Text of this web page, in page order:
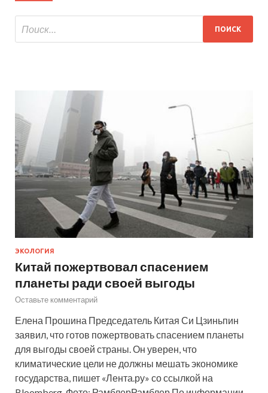
ЭКОЛОГИЯ
Китай пожертвовал спасением
планеты ради своей выгоды
Оставьте комментарий
Елена Прошина Председатель Китая Си Цзиньпин
заявил, что готов пожертвовать спасением планеты
для выгоды своей страны. Он уверен, что
климатические цели не должны мешать экономике
государства, пишет «Лента.ру» со ссылкой на